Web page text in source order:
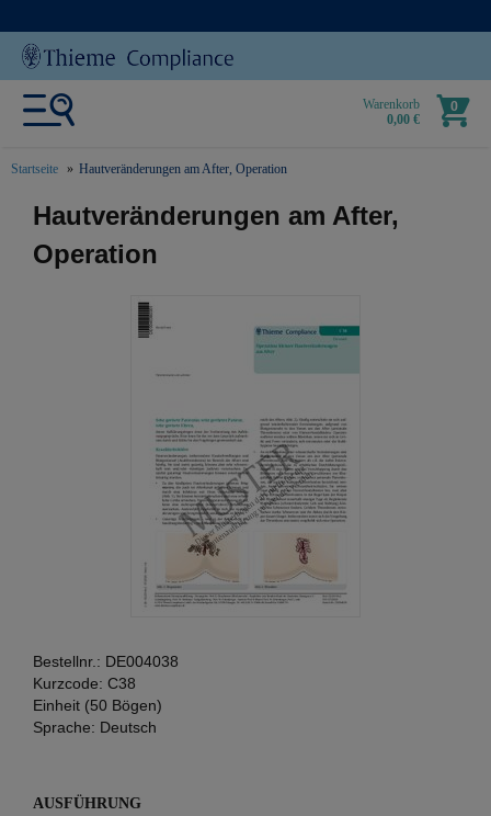
Warenkorb
0,00 €
0
Startseite Hautveränderungen am After, Operation
text.skipToContent
text.skipToNavigation
Hautveränderungen am After,
Operation
Bestellnr.: DE004038
Kurzcode: C38
Einheit (50 Bögen)
Sprache: Deutsch
AUSFÜHRUNG